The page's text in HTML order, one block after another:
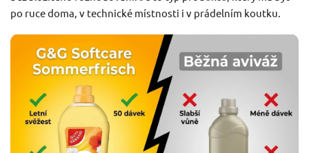
po ruce doma, v technické místnosti i v prádelním koutku.